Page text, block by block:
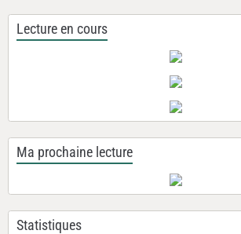
Lecture en cours
Ma prochaine lecture
Statistiques